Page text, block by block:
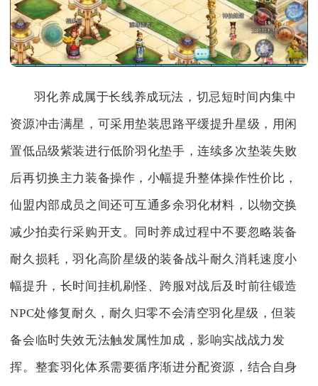
羽化养成属于长线养成玩法，切忌短时间内集中
资源冲击满星，可采用垫装思路平缓提升星级，用闲
置低品级紫装进行低阶羽化垫手，连续多次垫装失败
后再切换主力装备操作，小幅提升整体操作性价比，
仙盟内部成员之间还可互通多余羽化材料，以物交换
减少拍卖行采购开支。同时养成过程中不要忽略装备
耐久损耗，羽化高阶星级的装备战斗耐久消耗速度小
幅提升，长时间挂机刷怪、跨服对战后及时前往锻造
NPC处修复耐久，耐久归零不会清空羽化星级，但装
备会临时失效无法触发属性加成，影响实战战力发
挥。整套羽化体系需要循序渐进分配资源，结合自身